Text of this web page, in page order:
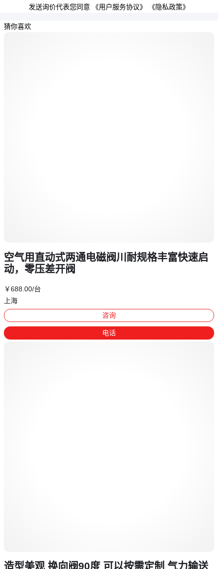
发送询价代表您同意 《用户服务协议》 《隐私政策》
猜你喜欢
空气用直动式两通电磁阀川耐规格丰富快速启
动，零压差开阀
￥688 .00/台
上海
咨询
电话
造型美观 换向阀90度 可以按需定制 气力输送